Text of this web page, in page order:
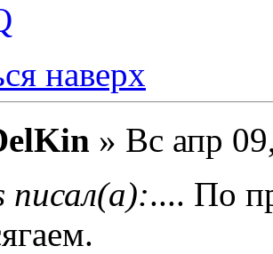
наверх
» Вс апр
писал(а):.... По